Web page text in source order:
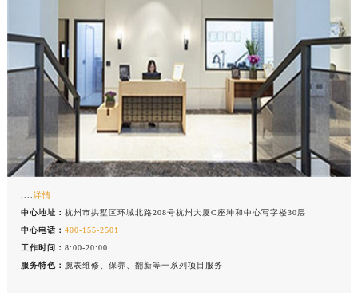
....详情
中心地址：杭州市拱墅区环城北路208号杭州大厦C座坤和中心写字楼30层
中心电话：400-155-2501
工作时间：8:00-20:00
服务特色： 腕表维修、保养、翻新等一系列项目服务